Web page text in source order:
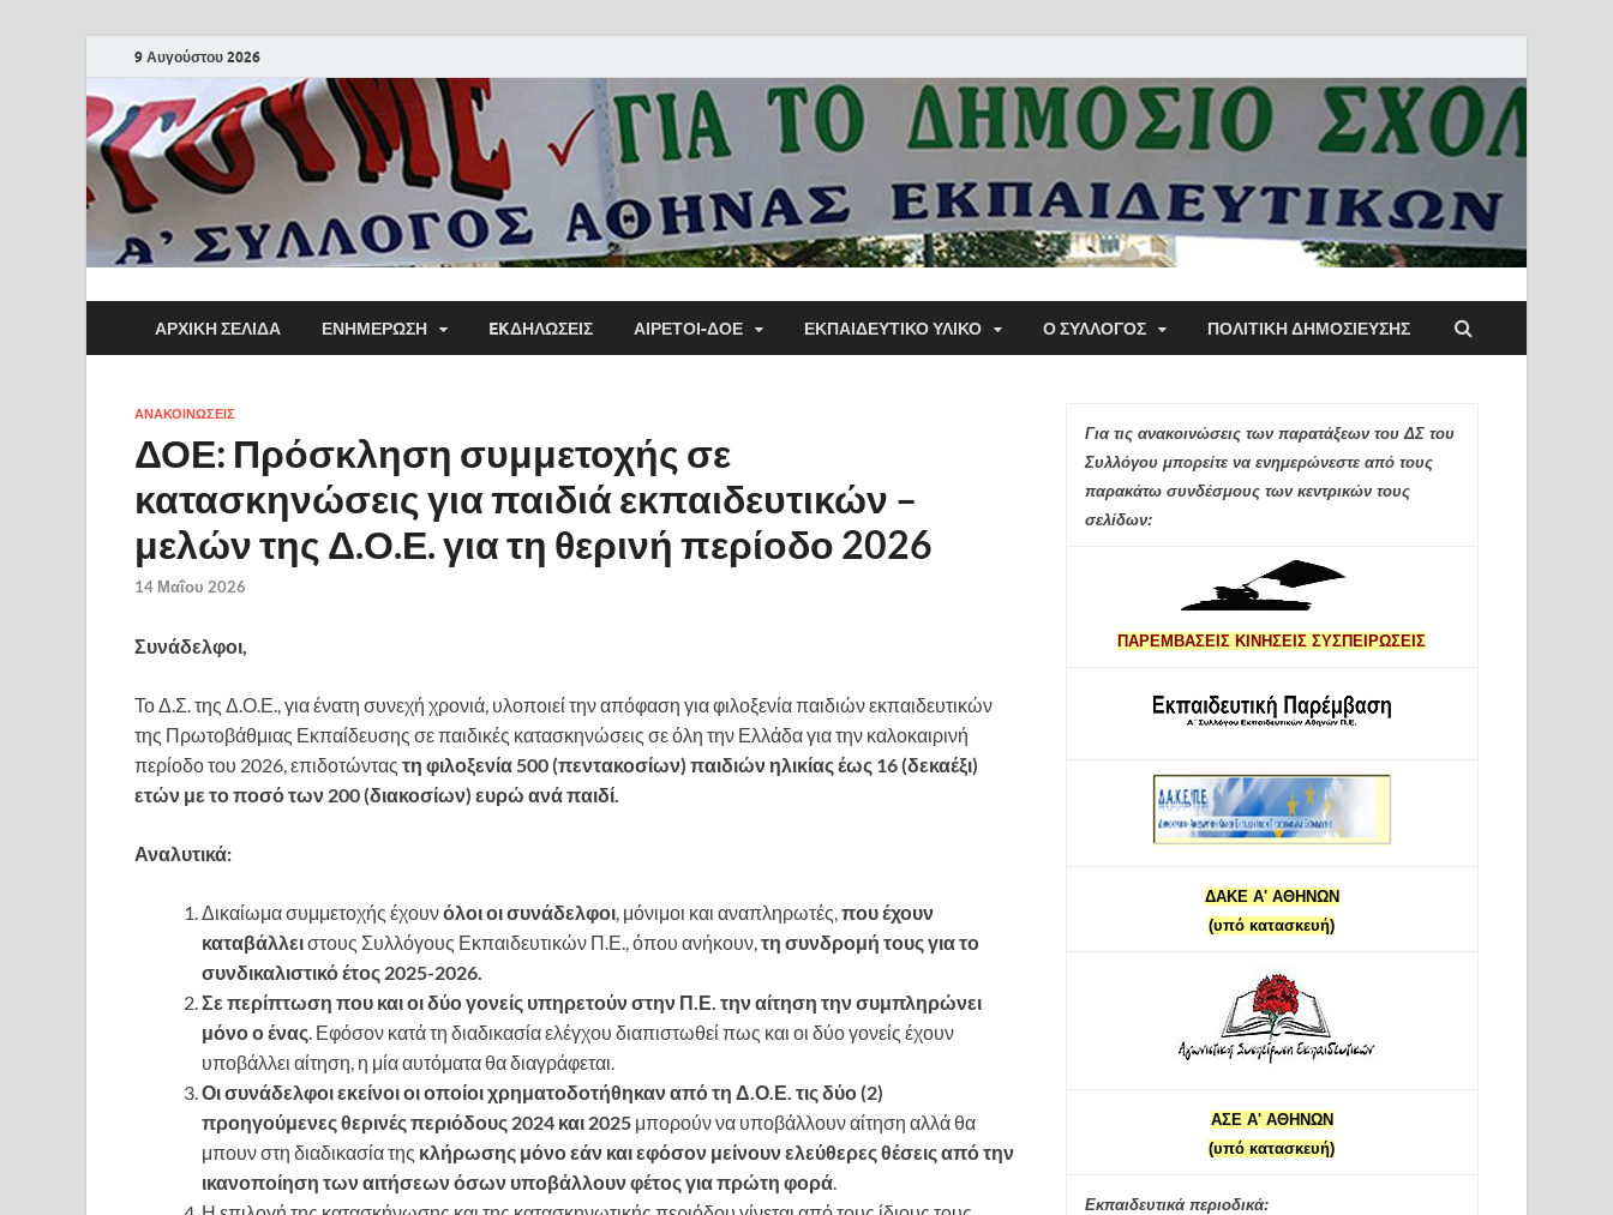
9 Αυγούστου 2026
Α΄ Σύλλογος Αθηνών
Εκπαιδευτικών Π.Ε.
ΑΡΧΙΚΗ ΣΕΛΙΔΑ ΕΝΗΜΕΡΩΣΗ EKΔΗΛΩΣΕΙΣ ΑΙΡΕΤΟΙ-ΔΟΕ ΕΚΠΑΙΔΕΥΤΙΚΌ ΥΛΙΚΌ Ο ΣΥΛΛΟΓΟΣ ΠΟΛΙΤΙΚΉ ΔΗΜΟΣΊΕΥΣΗΣ
ΑΝΑΚΟΙΝΩΣΕΙΣ
ΔΟΕ: Πρόσκληση συμμετοχής σε
κατασκηνώσεις για παιδιά εκπαιδευτικών –
μελών της Δ.Ο.Ε. για τη θερινή περίοδο 2026
14 Μαΐου 2026
Συνάδελφοι,
Το Δ.Σ. της Δ.Ο.Ε., για ένατη συνεχή χρονιά, υλοποιεί την απόφαση για φιλοξενία παιδιών εκπαιδευτικών
της Πρωτοβάθμιας Εκπαίδευσης σε παιδικές κατασκηνώσεις σε όλη την Ελλάδα για την καλοκαιρινή
περίοδο του 2026, επιδοτώντας τη φιλοξενία 500 (πεντακοσίων) παιδιών ηλικίας έως 16 (δεκαέξι)
ετών με το ποσό των 200 (διακοσίων) ευρώ ανά παιδί.
Αναλυτικά:
Δικαίωμα συμμετοχής έχουνόλοι οι συνάδελφοι, μόνιμοι και αναπληρωτές,που έχουν
καταβάλλειστους Συλλόγους Εκπαιδευτικών Π.Ε., όπου ανήκουν,τη συνδρομή τους για το
συνδικαλιστικό έτος 2025-2026.
Σε περίπτωση που και οι δύο γονείς υπηρετούν στην Π.Ε. την αίτηση την συμπληρώνει
μόνο ο ένας. Εφόσον κατά τη διαδικασία ελέγχου διαπιστωθεί πως και οι δύο γονείς έχουν
υποβάλλει αίτηση, η μία αυτόματα θα διαγράφεται.
Οι συνάδελφοι εκείνοι οι οποίοι χρηματοδοτήθηκαν από τη Δ.Ο.Ε. τις δύο (2)
προηγούμενες θερινές περιόδους 2024 και 2025 μπορούν να υποβάλλουν αίτηση αλλά θα
μπουν στη διαδικασία της κλήρωσης μόνο εάν και εφόσον μείνουν ελεύθερες θέσεις από την
ικανοποίηση των αιτήσεων όσων υποβάλλουν φέτος για πρώτη φορά.
Για τις ανακοινώσεις των παρατάξεων του ΔΣ του
Συλλόγου μπορείτε να ενημερώνεστε από τους
παρακάτω συνδέσμους των κεντρικών τους
σελίδων:
ΠΑΡΕΜΒΑΣΕΙΣ ΚΙΝΗΣΕΙΣ ΣΥΣΠΕΙΡΩΣΕΙΣ
ΔΑΚΕ Α' ΑΘΗΝΩΝ
(υπό κατασκευή)
ΑΣΕ Α' ΑΘΗΝΩΝ
(υπό κατασκευή)
Εκπαιδευτικά περιοδικά: